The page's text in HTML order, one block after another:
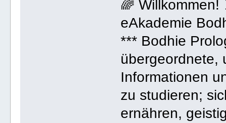
🌈
eAkademie
*** Bodhie
übergeordnete,
Informationen
zu studieren;
ernähren,